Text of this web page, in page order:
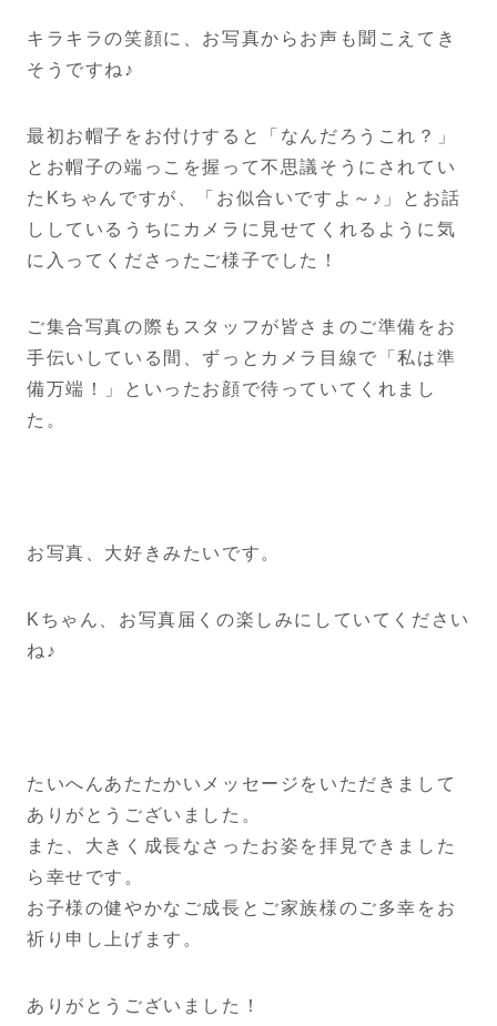
キラキラの笑顔に、お写真からお声も聞こえてき
そうですね♪
最初お帽子をお付けすると「なんだろうこれ？」
とお帽子の端っこを握って不思議そうにされてい
たKちゃんですが、「お似合いですよ～♪」とお話
ししているうちにカメラに見せてくれるように気
に入ってくださったご様子でした！
ご集合写真の際もスタッフが皆さまのご準備をお
手伝いしている間、ずっとカメラ目線で「私は準
備万端！」といったお顔で待っていてくれまし
た。
お写真、大好きみたいです。
Kちゃん、お写真届くの楽しみにしていてください
ね♪
たいへんあたたかいメッセージをいただきまして
ありがとうございました。
また、大きく成長なさったお姿を拝見できました
ら幸せです。
お子様の健やかなご成長とご家族様のご多幸をお
祈り申し上げます。
ありがとうございました！